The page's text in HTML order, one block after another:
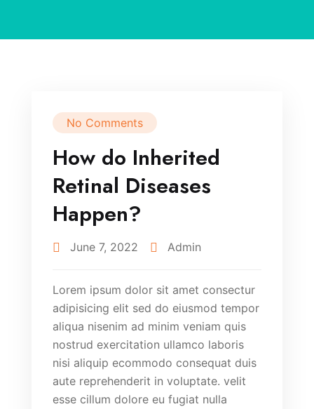
No Comments
How do Inherited
Retinal Diseases
Happen?
June 7, 2022 Admin
Lorem ipsum dolor sit amet consectur
adipisicing elit sed do eiusmod tempor
aliqua nisenim ad minim veniam quis
nostrud exercitation ullamco laboris
nisi aliquip ecommodo consequat duis
aute reprehenderit in voluptate. velit
esse cillum dolore eu fugiat nulla